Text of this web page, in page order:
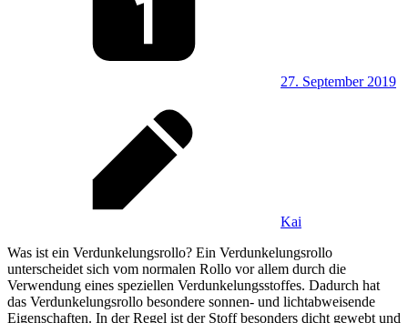
27. September 2019
Kai
Was ist ein Verdunkelungsrollo? Ein Verdunkelungsrollo
unterscheidet sich vom normalen Rollo vor allem durch die
Verwendung eines speziellen Verdunkelungsstoffes. Dadurch hat
das Verdunkelungsrollo besondere sonnen- und lichtabweisende
Eigenschaften. In der Regel ist der Stoff besonders dicht gewebt und